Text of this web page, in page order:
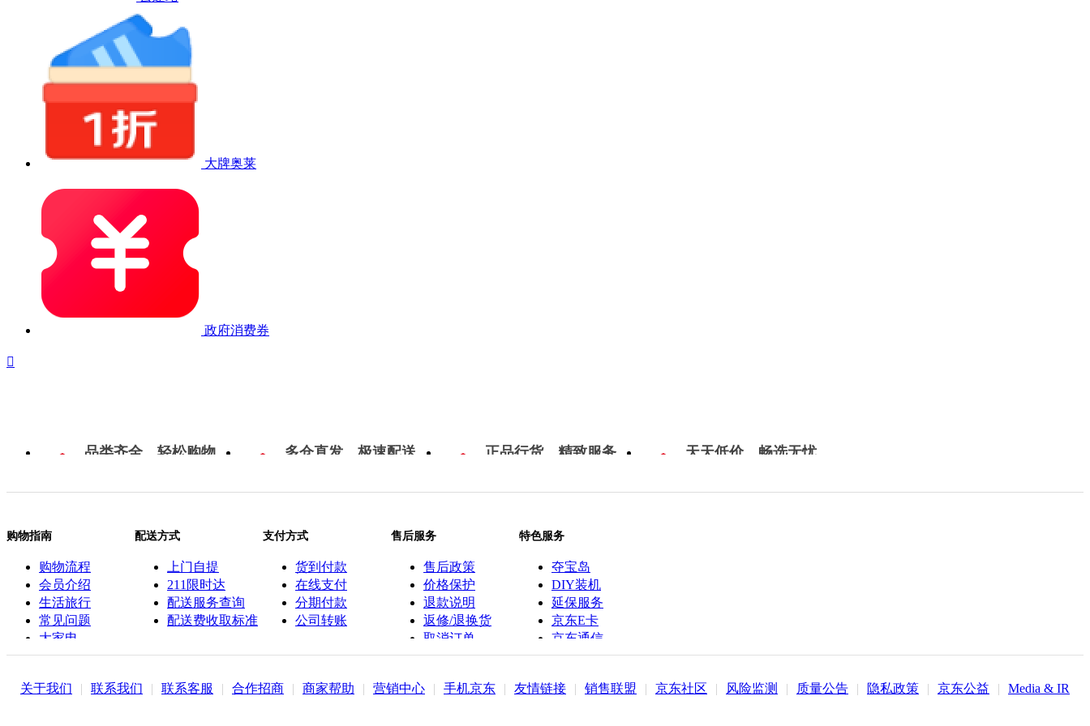
大牌奥莱
政府消费券

品类齐全，轻松购物 多仓直发，极速配送 正品行货，精致服务 天天低价，畅选无忧
购物指南
购物流程
会员介绍
生活旅行
常见问题
大家电
联系客服
配送方式
上门自提
211限时达
配送服务查询
配送费收取标准
支付方式
货到付款
在线支付
分期付款
公司转账
售后服务
售后政策
价格保护
退款说明
返修/退换货
取消订单
特色服务
夺宝岛
DIY装机
延保服务
京东E卡
京东通信
京鱼座智能
关于我们 | 联系我们 | 联系客服 | 合作招商 | 商家帮助 | 营销中心 | 手机京东 | 友情链接 | 销售联盟 | 京东社区 | 风险监测 | 质量公告 | 隐私政策 | 京东公益 | Media & IR